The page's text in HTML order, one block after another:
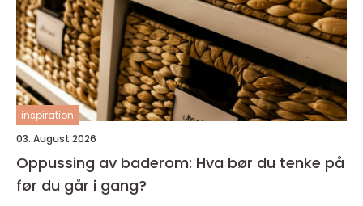
inspiration
03. August 2026
Oppussing av baderom: Hva bør du tenke på
før du går i gang?